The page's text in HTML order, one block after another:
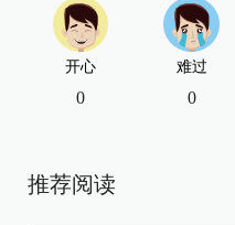
开心
0
难过
0
推荐阅读